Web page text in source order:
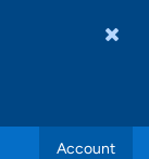
Account